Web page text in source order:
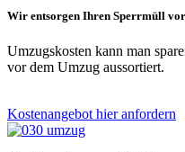
Wir entsorgen Ihren Sperrmüll
Umzugskosten kann man
vor dem Umzug aussortiert.
Kostenangebot hier anfordern